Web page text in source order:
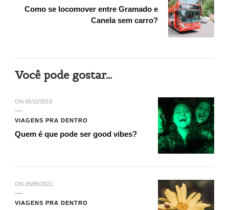
Como se locomover entre Gramado e
Canela sem carro?
Você pode gostar...
ON 05/11/2019
VIAGENS PRA DENTRO
Quem é que pode ser good vibes?
ON 25/05/2021
VIAGENS PRA DENTRO